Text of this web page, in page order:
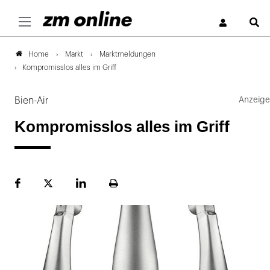
Home Markt
Marktmeldungen
Kompromisslos alles im Griff
Bien-Air
Kompromisslos alles im Griff
FacebookPlattformLinekdInSeite